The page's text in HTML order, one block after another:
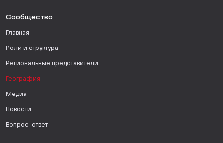
Сообщество
Главная
Роли и структура
Региональные представители
География
Медиа
Новости
Вопрос-ответ